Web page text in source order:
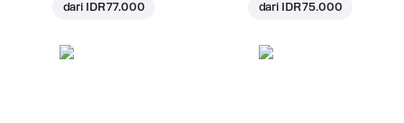
dari IDR 77.000 dari IDR 75.000